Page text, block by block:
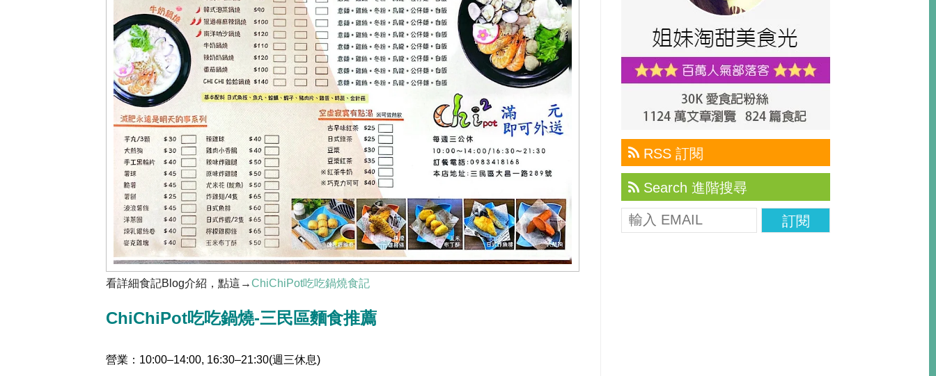
看詳細食記Blog介紹，點這→ChiChiPot吃吃鍋燒食記
ChiChiPot吃吃鍋燒-三民區麵食推薦
營業： 10:00–14:00, 16:30–21:30(週三休息)
RSS 訂閱
Search 進階搜尋